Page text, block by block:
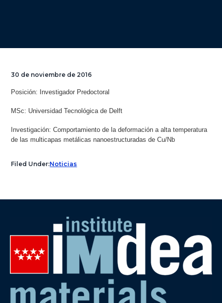
30 de noviembre de 2016
Posición: Investigador Predoctoral
MSc: Universidad Tecnológica de Delft
Investigación: Comportamiento de la deformación a alta temperatura
de las multicapas metálicas nanoestructuradas de Cu/Nb
Filed Under:Noticias